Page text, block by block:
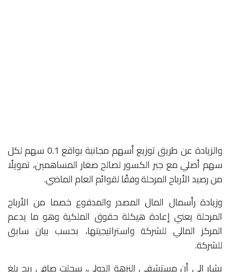
والزيادة عن طريق توزيع أسهم مجانية بواقع 0.1 سهم لكل
سهم أصلي مع جبر الكسور لصالح صغار المساهمين، تمويلًا
من رصيد الأرباح المرحلة وفقًا لقوائم العام الماضي.
وزيادة رأسمال المال المصدر والمدفوع خصما من الأرباح
المرحلة يعني إعادة هيكلة حقوق الملكية وهو ما يدعم
المركز المالي للشركة واستراتيجيتها، بحسب بيان سابق
للشركة.
يشار إلى أن مستشفى النزهة الدولي، سجلت صافي ربح بلغ